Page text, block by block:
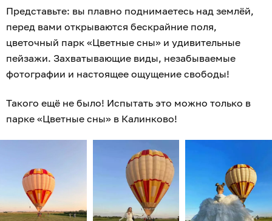
Представьте: вы плавно поднимаетесь над землёй,
перед вами открываются бескрайние поля,
цветочный парк «Цветные сны» и удивительные
пейзажи. Захватывающие виды, незабываемые
фотографии и настоящее ощущение свободы!
Такого ещё не было! Испытать это можно только в
парке «Цветные сны» в Калинково!